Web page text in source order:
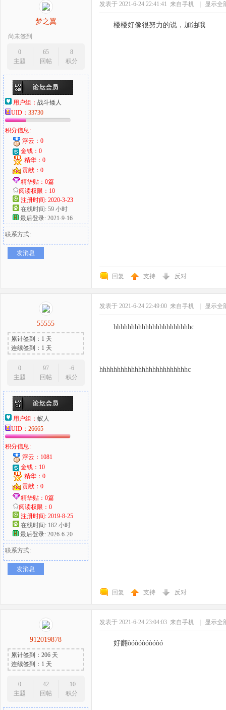
梦之翼
尚未签到
0
主题
65
回帖
8
积分
用户组： 战斗矮人
UID： 33730
积分信息:
浮云：0
金钱：0
精华：0
贡献：0
精华贴：0篇
阅读权限：10
注册时间: 2020-3-23
在线时间: 59 小时
最后登录: 2021-9-16
联系方式:
发消息
发表于 2021-6-24 22:41:41 来自手机 显示全
楼楼好像很努力的说，加油哦
回复 支持 反对
55555
累计签到：1 天
连续签到：1 天
0
主题
97
回帖
-6
积分
用户组： 蚁人
UID： 26665
积分信息:
浮云：1081
金钱：10
精华：0
贡献：0
精华贴：0篇
阅读权限：0
注册时间: 2019-8-25
在线时间: 182 小时
最后登录: 2026-6-20
联系方式:
发消息
发表于 2021-6-24 22:49:00 来自手机 显示全
hhhhhhhhhhhhhhhhhhhhhhc
hhhhhhhhhhhhhhhhhhhhhhhhhc
回复 支持 反对
912019878
累计签到：206 天
连续签到：1 天
0
主题
42
回帖
-10
积分
发表于 2021-6-24 23:04:03 来自手机 显示全
好翻òóòóòóòóòó